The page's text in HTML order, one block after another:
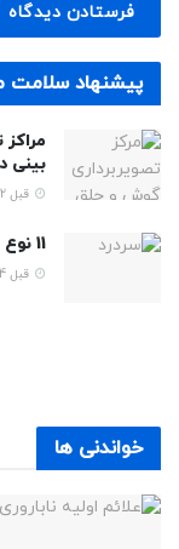
پیشنهاد سلامت
بینی
قبل 2 سال
11 نوع سردرد: علل، علائم و درمان
قبل 4 سال
خواندنی ها